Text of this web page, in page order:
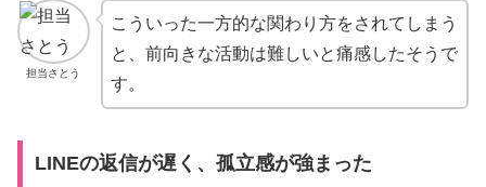
担当さとう
こういった一方的な関わり方をされてしまう
と、前向きな活動は難しいと痛感したそうで
す。
LINEの返信が遅く、孤立感が強まった